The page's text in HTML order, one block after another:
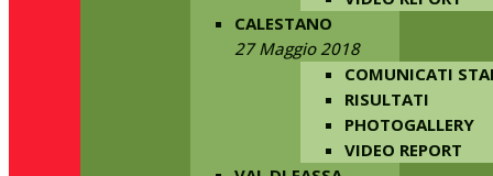
CALESTANO
27 Maggio 2018
COMUNICATI
RISULTATI
PHOTOGALLERY
VIDEO REPORT